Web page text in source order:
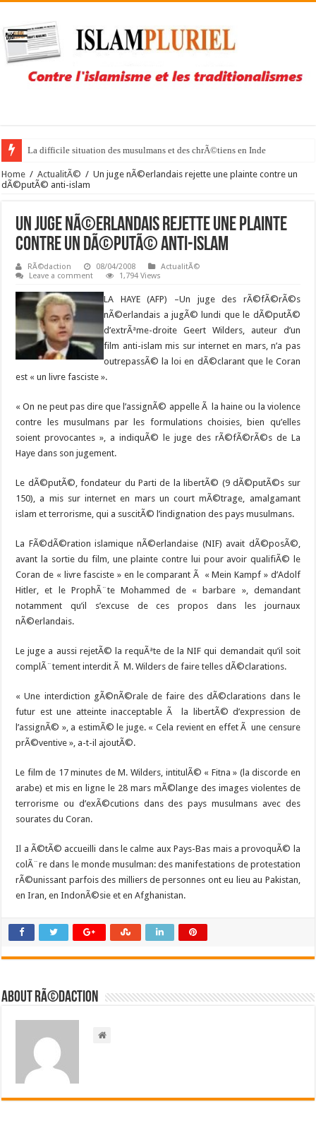
La difficile situation des musulmans et des chrÃ©tiens en Inde
Home / ActualitÃ© / Un juge nÃ©erlandais rejette une plainte contre un
dÃ©putÃ© anti-islam
Un juge nÃ©erlandais rejette une plainte
contre un dÃ©putÃ© anti-islam
RÃ©daction 08/04/2008
ActualitÃ©
Leave a comment
1,794 Views
LA HAYE (AFP) –Un juge des rÃ©fÃ©rÃ©s
nÃ©erlandais a jugÃ© lundi que le dÃ©putÃ©
d’extrÃªme-droite Geert Wilders, auteur d’un
film anti-islam mis sur internet en mars, n’a pas
outrepassÃ© la loi en dÃ©clarant que le Coran
est « un livre fasciste ».
« On ne peut pas dire que l’assignÃ© appelle Ã la haine ou la violence
contre les musulmans par les formulations choisies, bien qu’elles
soient provocantes », a indiquÃ© le juge des rÃ©fÃ©rÃ©s de La
Haye dans son jugement.
Le dÃ©putÃ©, fondateur du Parti de la libertÃ© (9 dÃ©putÃ©s sur
150), a mis sur internet en mars un court mÃ©trage, amalgamant
islam et terrorisme, qui a suscitÃ© l’indignation des pays musulmans.
La FÃ©dÃ©ration islamique nÃ©erlandaise (NIF) avait dÃ©posÃ©,
avant la sortie du film, une plainte contre lui pour avoir qualifiÃ© le
Coran de « livre fasciste » en le comparant Ã « Mein Kampf » d’Adolf
Hitler, et le ProphÃ¨te Mohammed de « barbare », demandant
notamment qu’il s’excuse de ces propos dans les journaux
nÃ©erlandais.
Le juge a aussi rejetÃ© la requÃªte de la NIF qui demandait qu’il soit
complÃ¨tement interdit Ã M. Wilders de faire telles dÃ©clarations.
« Une interdiction gÃ©nÃ©rale de faire des dÃ©clarations dans le
futur est une atteinte inacceptable Ã la libertÃ© d’expression de
l’assignÃ© », a estimÃ© le juge. « Cela revient en effet Ã une censure
prÃ©ventive », a-t-il ajoutÃ©.
Le film de 17 minutes de M. Wilders, intitulÃ© « Fitna » (la discorde en
arabe) et mis en ligne le 28 mars mÃ©lange des images violentes de
terrorisme ou d’exÃ©cutions dans des pays musulmans avec des
sourates du Coran.
Il a Ã©tÃ© accueilli dans le calme aux Pays-Bas mais a provoquÃ© la
colÃ¨re dans le monde musulman: des manifestations de protestation
rÃ©unissant parfois des milliers de personnes ont eu lieu au Pakistan,
en Iran, en IndonÃ©sie et en Afghanistan.
About RÃ©daction